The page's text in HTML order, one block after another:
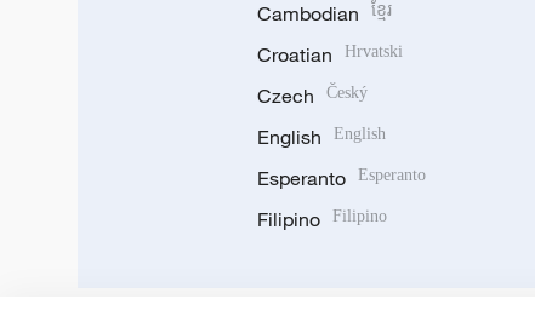
Cambodian ខ្មែរ
Croatian Hrvatski
Czech Český
English English
Esperanto Esperanto
Filipino Filipino